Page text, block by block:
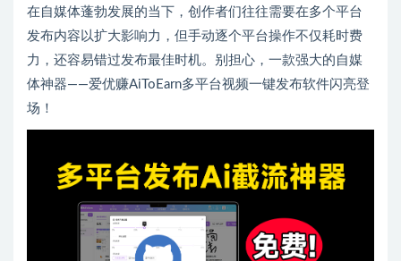
在自媒体蓬勃发展的当下，创作者们往往需要在多个平台
发布内容以扩大影响力，但手动逐个平台操作不仅耗时费
力，还容易错过发布最佳时机。别担心，一款强大的自媒
体神器——爱优赚AiToEarn多平台视频一键发布软件闪亮登
场！